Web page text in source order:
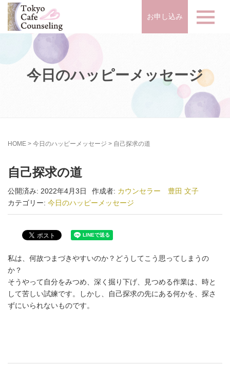
お申し込み
今日のハッピーメッセージ
HOME > 今日のハッピーメッセージ > 自己探求の道
自己探求の道
公開済み: 2022年4月3日 作成者: カウンセラー 豊田 文子
カテゴリー: 今日のハッピーメッセージ
私は、何故つまづきやすいのか？どうしてこう思ってしまうの
か？
そうやって自分をみつめ、深く掘り下げ、見つめる作業は、時と
して苦しい試練です。しかし、自己探求の先にある何かを、探さ
ずにいられないものです。